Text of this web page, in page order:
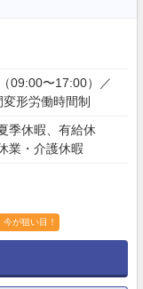
09:00〜17:00）／
形労働時間制
季休暇、有給休
業・介護休暇
今が狙い目！